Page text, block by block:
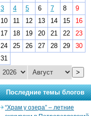
3
4 5 6 7 8
9
10
11 12 13 14 15
16
17
18 19 20 21 22
23
24
25 26 27 28 29
30
31
>
Последние темы блогов
“Храм у озера” – летние